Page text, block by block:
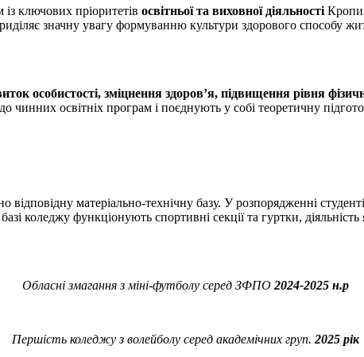
із ключових пріоритетів освітньої та виховної діяльності
значну увагу формуванню культури здорового способу
особистості, зміцнення здоров’я, підвищення рівня
чинних освітніх програм і поєднують у собі теоретичну
відповідну матеріально-технічну базу. У розпорядженні
коледжу функціонують спортивні секції та гуртки,
Обласні змагання з міні-футболу серед ЗФПО 2024-2025 н.р
Першість коледжу з волейболу серед академічних груп. 2025 рік